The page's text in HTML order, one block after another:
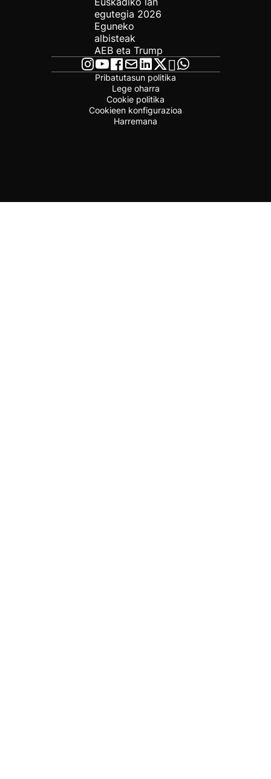
egutegia 2026
Eguneko
albisteak
AEB eta Trump
Pribatutasun politika
Lege oharra
Cookie politika
Cookieen konfigurazioa
Harremana